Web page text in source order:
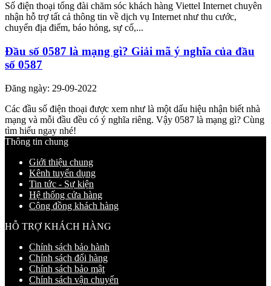
Số điện thoại tổng đài chăm sóc khách hàng Viettel Internet chuyên
nhận hỗ trợ tất cả thông tin về dịch vụ Internet như thu cước,
chuyển địa điểm, báo hỏng, sự cố,...
Đầu số 0587 là mạng gì? Giải mã ý nghĩa của đầu
số 0587
Đăng ngày: 29-09-2022
Các đầu số điện thoại được xem như là một dấu hiệu nhận biết nhà
mạng và mỗi đầu đều có ý nghĩa riêng. Vậy 0587 là mạng gì? Cùng
tìm hiểu ngay nhé!
Thông tin chung
Giới thiệu chung
Kênh tuyển dụng
Tin tức - Sự kiện
Hệ thống cửa hàng
Cộng đồng khách hàng
HỖ TRỢ KHÁCH HÀNG
Chính sách bảo hành
Chính sách đổi hàng
Chính sách bảo mật
Chính sách vận chuyển